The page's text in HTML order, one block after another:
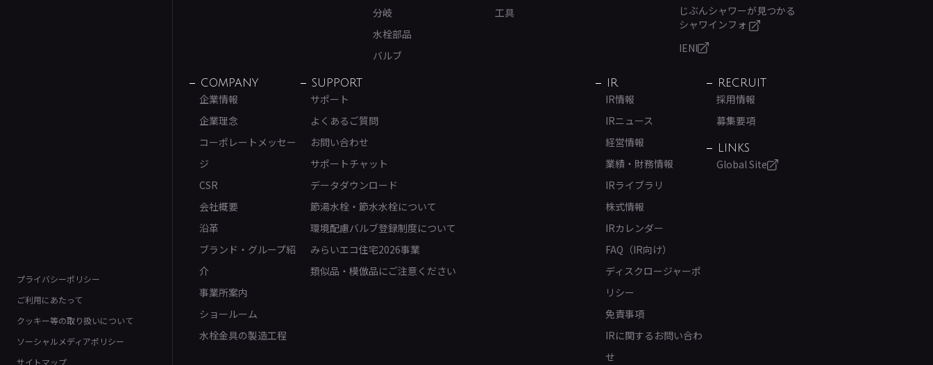
プライバシーポリシー
ご利用にあたって
クッキー等の取り扱いについて
ソーシャルメディアポリシー
サイトマップ
分岐
水栓部品
バルブ
工具
じぶんシャワーが見つかる
シャワインフォ
IENI
COMPANY
企業情報
企業理念
コーポレートメッセー
ジ
CSR
会社概要
沿革
ブランド・グループ紹
介
事業所案内
ショールーム
水栓金具の製造工程
SUPPORT
サポート
よくあるご質問
お問い合わせ
サポートチャット
データダウンロード
節湯水栓・節水水栓について
環境配慮バルブ登録制度について
みらいエコ住宅2026事業
類似品・模倣品にご注意ください
IR
IR情報
IRニュース
経営情報
業績・財務情報
IRライブラリ
株式情報
IRカレンダー
FAQ（IR向け）
ディスクロージャーポ
リシー
免責事項
IRに関するお問い合わ
せ
RECRUIT
採用情報
募集要項
LINKS
Global Site